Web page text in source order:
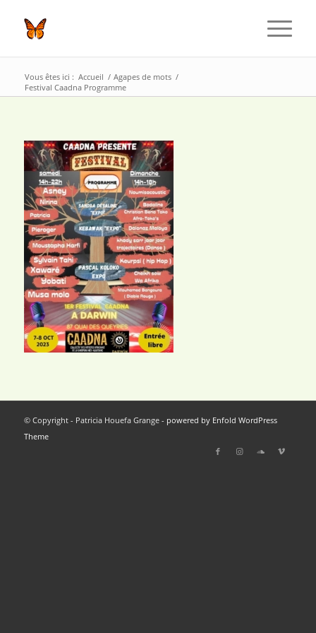
Vous êtes ici : Accueil / Agapes de mots /
Festival Caadna Programme
© Copyright - Patricia Houefa Grange - powered by Enfold WordPress
Theme